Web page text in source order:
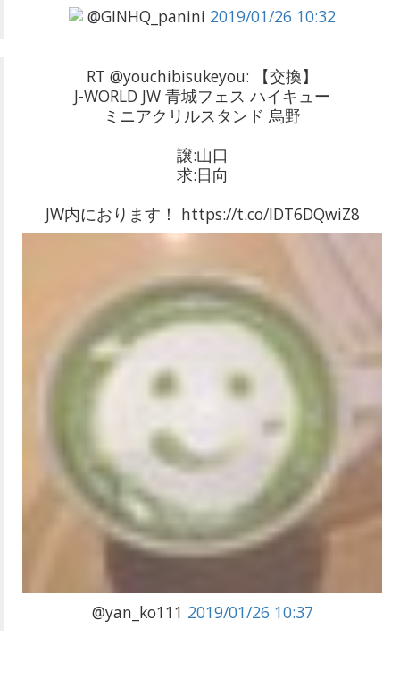
@GINHQ_panini 2019/01/26 10:32
RT @youchibisukeyou: 【交換】
J-WORLD JW 青城フェス ハイキュー
ミニアクリルスタンド 烏野
譲:山口
求:日向
JW内におります！ https://t.co/lDT6DQwiZ8
@yan_ko111 2019/01/26 10:37